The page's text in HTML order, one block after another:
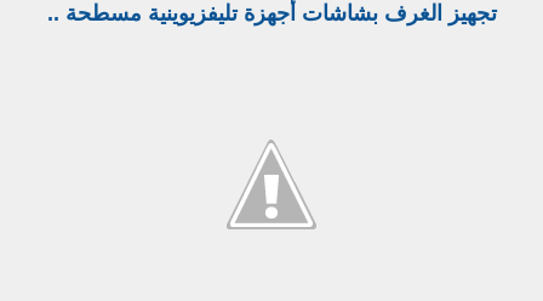
تجهيز الغرف بشاشات أجهزة تليفزيوينية مسطحة ..